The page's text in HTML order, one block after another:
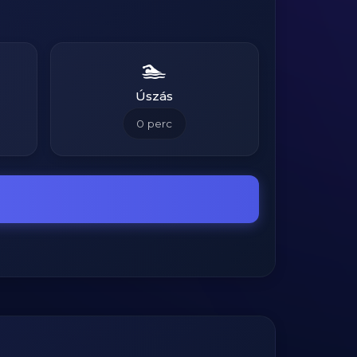
🏊
Úszás
0 perc